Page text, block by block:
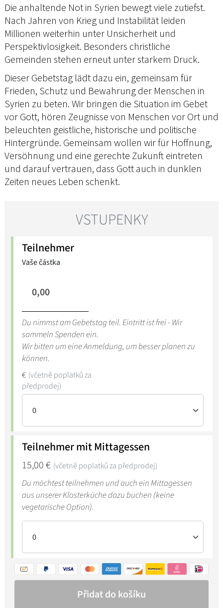
Die anhaltende Not in Syrien bewegt viele zutiefst.
Nach Jahren von Krieg und Instabilität leiden
Millionen weiterhin unter Unsicherheit und
Perspektivlosigkeit. Besonders christliche
Gemeinden stehen erneut unter starkem Druck.
Dieser Gebetstag lädt dazu ein, gemeinsam für
Frieden, Schutz und Bewahrung der Menschen in
Syrien zu beten. Wir bringen die Situation im Gebet
vor Gott, hören Zeugnisse von Menschen vor Ort und
beleuchten geistliche, historische und politische
Hintergründe. Gemeinsam wollen wir für Hoffnung,
Versöhnung und eine gerechte Zukunft eintreten
und darauf vertrauen, dass Gott auch in dunklen
Zeiten neues Leben schenkt.